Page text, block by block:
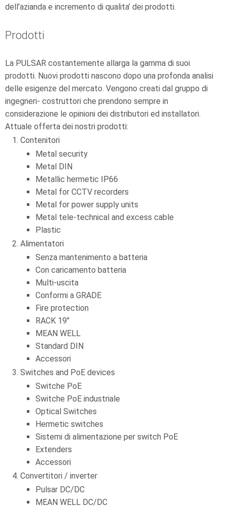
dell’azianda e incremento di qualita’ dei prodotti.
Prodotti
La PULSAR costantemente allarga la gamma di suoi
prodotti. Nuovi prodotti nascono dopo una profonda analisi
delle esigenze del mercato. Vengono creati dal gruppo di
ingegneri- costruttori che prendono sempre in
considerazione le opinioni dei distributori ed installatori.
Attuale offerta dei nostri prodotti:
Contenitori
Metal security
Metal DIN
Metallic hermetic IP66
Metal for CCTV recorders
Metal for power supply units
Metal tele-technical and excess cable
Plastic
Alimentatori
Senza mantenimento a batteria
Con caricamento batteria
Multi-uscita
Conformi a GRADE
Fire protection
RACK 19"
MEAN WELL
Standard DIN
Accessori
Switches and PoE devices
Switche PoE
Switche PoE industriale
Optical Switches
Hermetic switches
Sistemi di alimentazione per switch PoE
Extenders
Accessori
Convertitori / inverter
Pulsar DC/DC
MEAN WELL DC/DC